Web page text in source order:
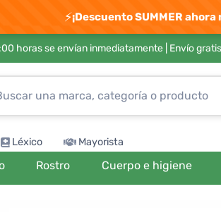
⚡¡Descuento SUMMER ahora
horas se envían inmediatamente | Envío
Léxico Mayorista
Rostro Cuerpo e higiene